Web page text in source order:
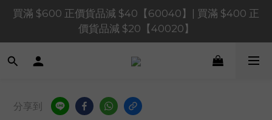
買滿 $1,200 正價貨品減 $120【1200120】| 買滿
$900 正價貨品減 $80！【90080】
買滿 $600 正價貨品減 $40【60040】| 買滿 $400 正
價貨品減 $20【40020】
📢 系統維護通知 – SHOPLINE Payments FPS將於
買滿 $1,200 正價貨品減 $120【1200120】| 買滿
$900 正價貨品減 $80！【90080】
分享到